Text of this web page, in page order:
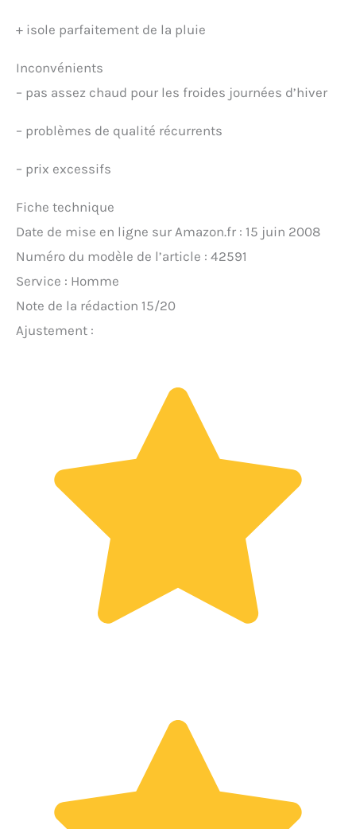
+ isole parfaitement de la pluie
Inconvénients
– pas assez chaud pour les froides journées d’hiver
– problèmes de qualité récurrents
– prix excessifs
Fiche technique
Date de mise en ligne sur Amazon.fr : 15 juin 2008
Numéro du modèle de l’article : 42591
Service : Homme
Note de la rédaction 15/20
Ajustement :